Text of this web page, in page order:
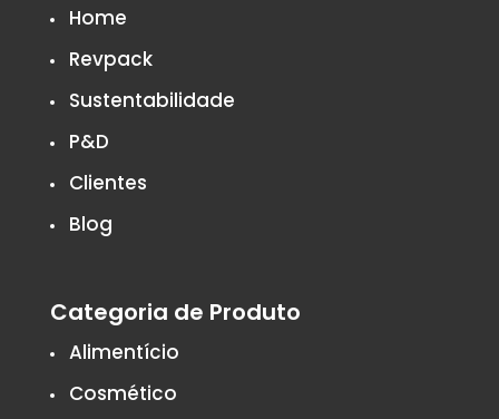
Home
Revpack
Sustentabilidade
P&D
Clientes
Blog
Categoria de Produto
Alimentício
Cosmético